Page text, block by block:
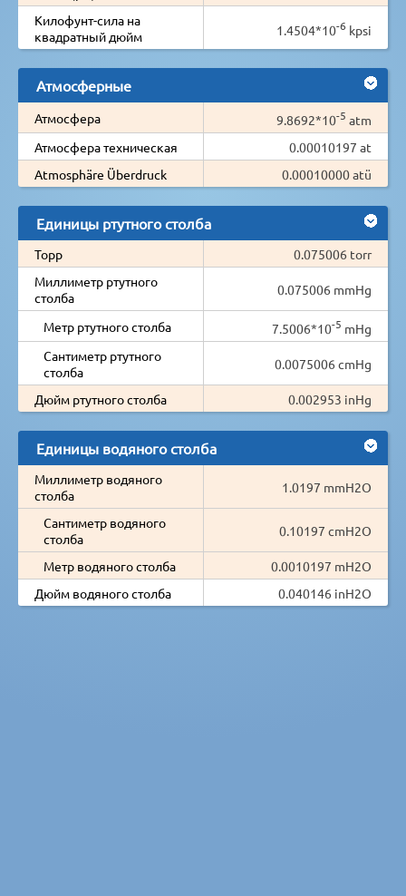
Килофунт-сила на
квадратный дюйм
1.4504*10-6 kpsi
Атмосферные
Атмосфера 9.8692*10-5 atm
Атмосфера техническая
0.00010197 at
Atmosphäre Überdruck
0.00010000 atü
Единицы ртутного столба
Торр
0.075006 torr
Миллиметр ртутного
столба
0.075006 mmHg
Метр ртутного столба 7.5006*10-5 mHg
Сантиметр ртутного
столба
0.0075006 cmHg
Дюйм ртутного столба 0.002953 inHg
Единицы водяного столба
Миллиметр водяного
столба
1.0197 mmH2O
Сантиметр водяного
столба
0.10197 cmH2O
Метр водяного столба
0.0010197 mH2O
Дюйм водяного столба
0.040146 inH2O